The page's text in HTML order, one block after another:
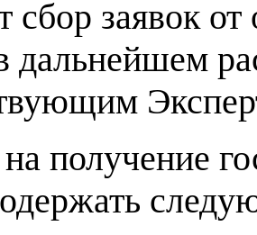
сбор заявок
дальнейшем
на получение